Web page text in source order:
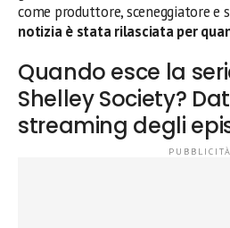
come produttore, sceneggiatore e
notizia è stata rilasciata per
Quando esce la
Shelley Society?
streaming degli